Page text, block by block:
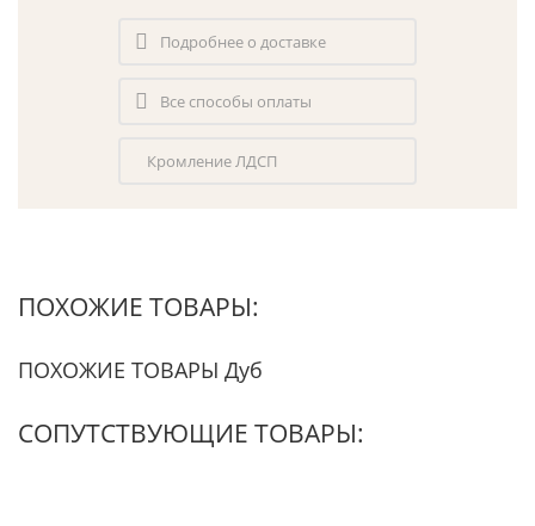
Подробнее о доставке
Все способы оплаты
Кромление ЛДСП
ПОХОЖИЕ ТОВАРЫ:
ПОХОЖИЕ ТОВАРЫ Дуб
СОПУТСТВУЮЩИЕ ТОВАРЫ: